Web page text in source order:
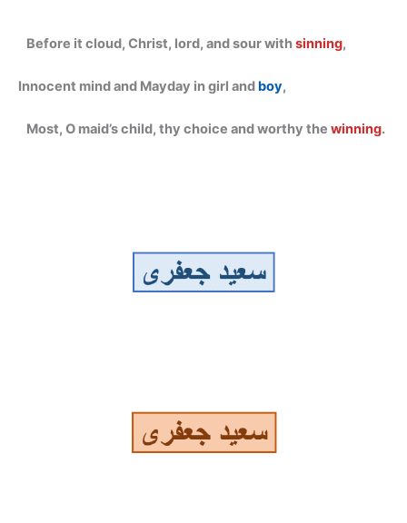
Before it cloud, Christ, lord, and sour withsinning,
Innocent mind and Mayday in girl and boy,
Most, O maid’s child, thy choice and worthy the winning.